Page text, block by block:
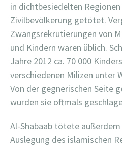
in dichtbesiedelten
Zivilbevölkerung getötet.
Zwangsrekrutierungen von
und Kindern waren üblich.
Jahre 2012 ca. 70 000
verschiedenen Milizen unter
Von der gegnerischen Seite
wurden sie oftmals
Al-Shabaab tötete
Auslegung des islamischen